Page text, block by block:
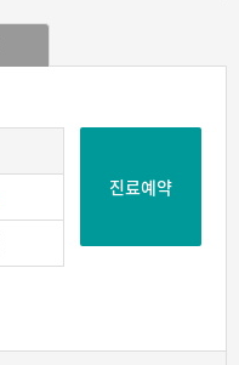
진료예약